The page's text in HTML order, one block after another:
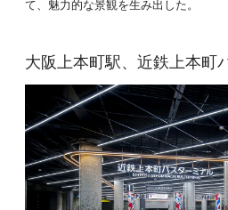
て、魅力的な景観を生み出した。
大阪上本町駅、近鉄上本町